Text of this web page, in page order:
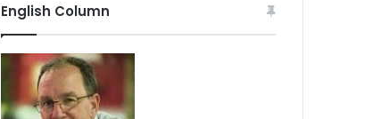
English Column